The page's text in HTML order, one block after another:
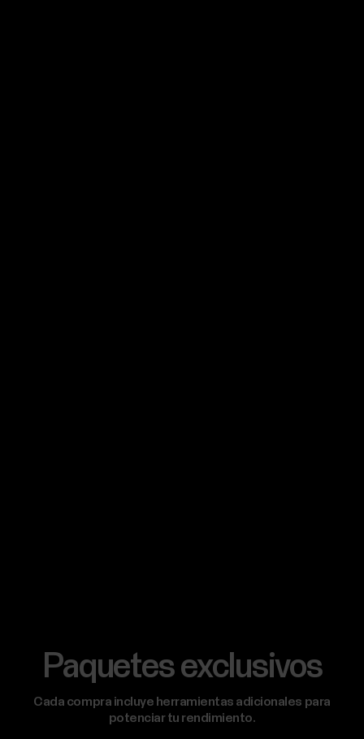
Paquetes exclusivos
Cada compra incluye herramientas adicionales para
potenciar tu rendimiento.